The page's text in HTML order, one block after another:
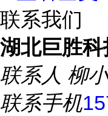
联系我们
湖北巨胜科
联系人 柳
联系手机